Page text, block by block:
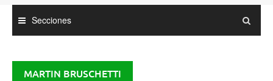
Secciones
MARTIN BRUSCHETTI